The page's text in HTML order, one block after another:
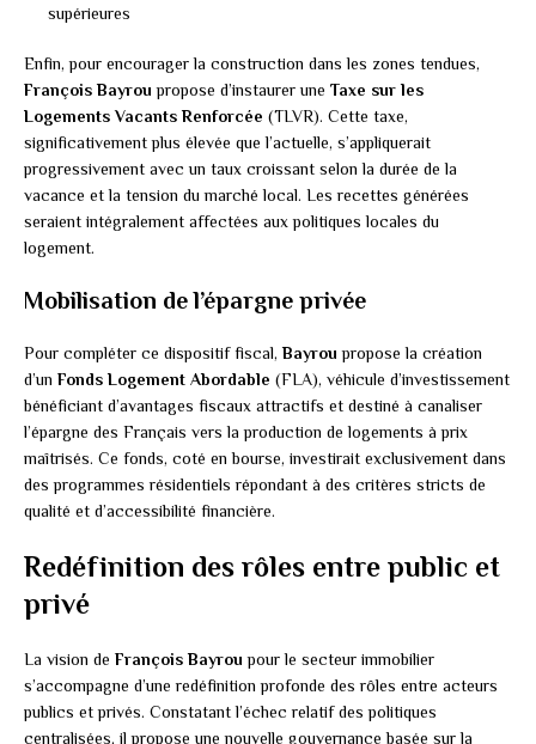
supérieures
Enfin, pour encourager la construction dans les zones tendues,
François Bayrou propose d’instaurer une Taxe sur les
Logements Vacants Renforcée (TLVR). Cette taxe,
significativement plus élevée que l’actuelle, s’appliquerait
progressivement avec un taux croissant selon la durée de la
vacance et la tension du marché local. Les recettes générées
seraient intégralement affectées aux politiques locales du
logement.
Mobilisation de l’épargne privée
Pour compléter ce dispositif fiscal,Bayrou propose la création
d’un Fonds Logement Abordable (FLA), véhicule d’investissement
bénéficiant d’avantages fiscaux attractifs et destiné à canaliser
l’épargne des Français vers la production de logements à prix
maîtrisés. Ce fonds, coté en bourse, investirait exclusivement dans
des programmes résidentiels répondant à des critères stricts de
qualité et d’accessibilité financière.
Redéfinition des rôles entre public et
privé
La vision de François Bayrou pour le secteur immobilier
s’accompagne d’une redéfinition profonde des rôles entre acteurs
publics et privés. Constatant l’échec relatif des politiques
centralisées, il propose une nouvelle gouvernance basée sur la